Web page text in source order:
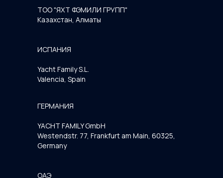
ТОО "ЯХТ ФЭМИЛИ ГРУПП"
Казахстан, Алматы
ИСПАНИЯ
Yacht Family S.L.
Valencia, Spain
ГЕРМАНИЯ
YACHT FAMILY GmbH
Westendstr. 77, Frankfurt am Main, 60325,
Germany
ОАЭ